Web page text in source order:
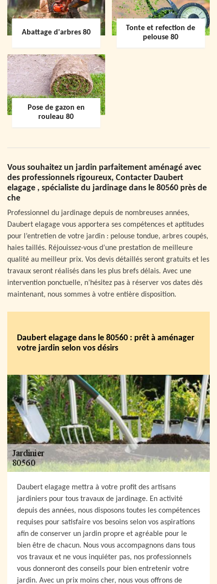
Abattage d'arbres 80
Tonte et refection de
pelouse 80
Pose de gazon en
rouleau 80
Vous souhaitez un jardin parfaitement aménagé avec
des professionnels rigoureux, Contacter Daubert
elagage , spécialiste du jardinage dans le 80560 près de
che
Professionnel du jardinage depuis de nombreuses années,
Daubert elagage vous apportera ses compétences et aptitudes
pour l’entretien de votre jardin : pelouse tondue, arbres coupés,
haies taillés. Réjouissez-vous d’une prestation de meilleure
qualité au meilleur prix. Vos devis détaillés seront gratuits et les
travaux seront réalisés dans les plus brefs délais. Avec une
intervention ponctuelle, n’hésitez pas à réserver vos dates dès
maintenant, nous sommes à votre entière disposition.
Daubert elagage dans le 80560 : prêt à aménager
votre jardin selon vos désirs
Daubert elagage mettra à votre profit des artisans
jardiniers pour tous travaux de jardinage. En activité
depuis des années, nous disposons toutes les compétences
requises pour satisfaire vos besoins selon vos aspirations
afin de conserver un jardin propre et agréable pour le
bien être de chacun. Nous vous accompagnons dans tous
vos travaux et ne vous inquiéter pas, nos professionnels
vous donneront des conseils pour bien entretenir votre
jardin. Avec un prix moins cher, nous vous offrons de